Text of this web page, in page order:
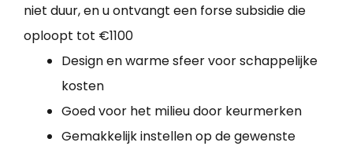
niet duur, en u ontvangt een forse subsidie die
oploopt tot €1100
Design en warme sfeer voor schappelijke
kosten
Goed voor het milieu door keurmerken
Gemakkelijk instellen op de gewenste